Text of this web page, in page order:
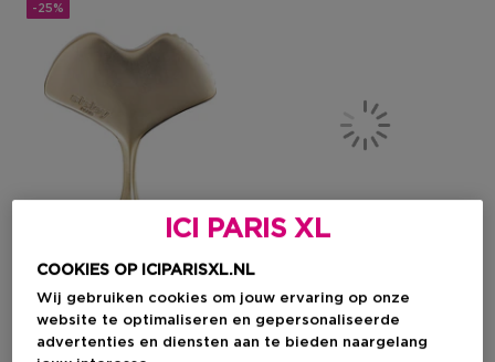
-25%
SISLEY
Ginkgo Gua Sha Massagetool
SISLEY
Phyto-Blanc Le Correcteur
ICI PARIS XL
COOKIES OP ICIPARISXL.NL
Wij gebruiken cookies om jouw ervaring op onze
website te optimaliseren en gepersonaliseerde
advertenties en diensten aan te bieden naargelang